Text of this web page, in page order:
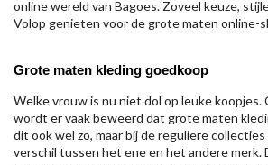
online wereld van Bagoes. Zoveel keuze,
Volop genieten voor de grote maten online-
Grote maten kleding goedkoop
Welke vrouw is nu niet dol op leuke koopjes.
wordt er vaak beweerd dat grote maten
dit ook wel zo, maar bij de reguliere
verschil tussen het ene en het andere merk.